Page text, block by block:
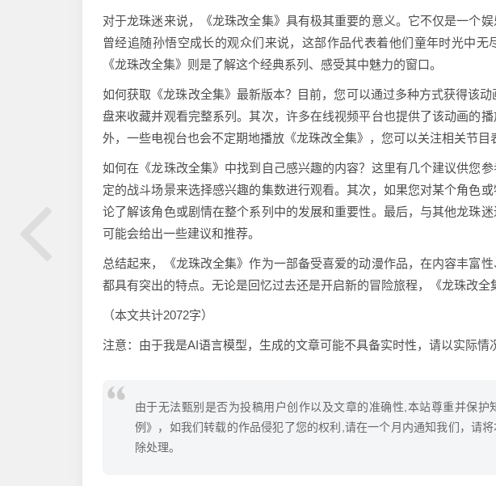
对于龙珠迷来说，《龙珠改全集》具有极其重要的意义。它不仅是一个
曾经追随孙悟空成长的观众们来说，这部作品代表着他们童年时光中无
《龙珠改全集》则是了解这个经典系列、感受其中魅力的窗口。
如何获取《龙珠改全集》最新版本？目前，您可以通过多种方式获得该
盘来收藏并观看完整系列。其次，许多在线视频平台也提供了该动画的
外，一些电视台也会不定期地播放《龙珠改全集》，您可以关注相关节目
如何在《龙珠改全集》中找到自己感兴趣的内容？这里有几个建议供您
定的战斗场景来选择感兴趣的集数进行观看。其次，如果您对某个角色
论了解该角色或剧情在整个系列中的发展和重要性。最后，与其他龙珠
可能会给出一些建议和推荐。
总结起来，《龙珠改全集》作为一部备受喜爱的动漫作品，在内容丰富
都具有突出的特点。无论是回忆过去还是开启新的冒险旅程，《龙珠改全
（本文共计2072字）
注意：由于我是AI语言模型，生成的文章可能不具备实时性，请以实际情
由于无法甄别是否为投稿用户创作以及文章的准确性,本站尊重并保
例》，如我们转载的作品侵犯了您的权利,请在一个月内通知我们，请
除处理。